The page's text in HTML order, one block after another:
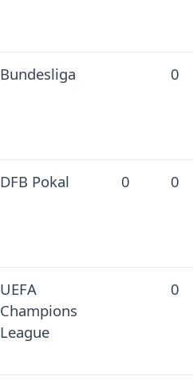
Bundesliga 0
DFB Pokal 0 0
UEFA
Champions
League
0